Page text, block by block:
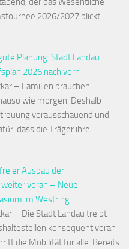
2026/2027 blickt ...
Planung: Stadt Landau
2026 nach vorn
– Familien brauchen
wie morgen. Deshalb
vorausschauend und
dass die Träger ihre
Ausbau der
voran – Neue
im Westring
– Die Stadt Landau treibt
konsequent voran
die Mobilität für alle. Bereits